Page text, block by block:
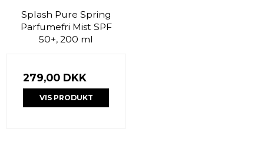
Splash Pure Spring
Parfumefri Mist SPF
50+, 200 ml
279,00 DKK
VIS PRODUKT